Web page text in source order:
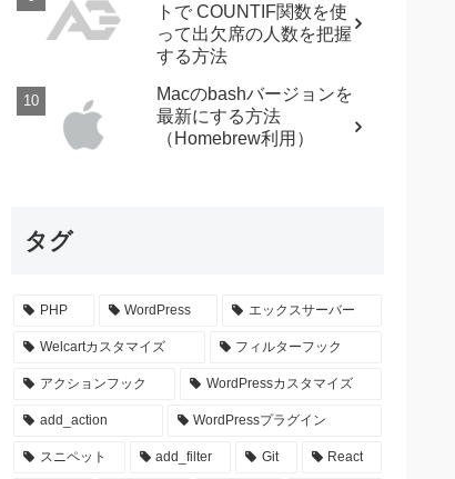
トで COUNTIF関数を使
って出欠席の人数を把握
する方法
Macのbashバージョンを
最新にする方法
（Homebrew利用）
タグ
PHP WordPress エックスサーバー
Welcartカスタマイズ フィルターフック
アクションフック WordPressカスタマイズ
add_action WordPressプラグイン
スニペット add_filter Git React